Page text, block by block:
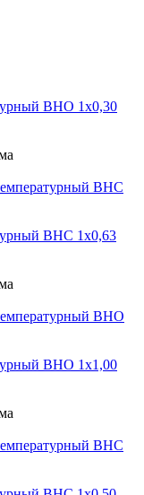
ВНО 1х0,30
ВНС 1х0,63
ВНО 1х1,00